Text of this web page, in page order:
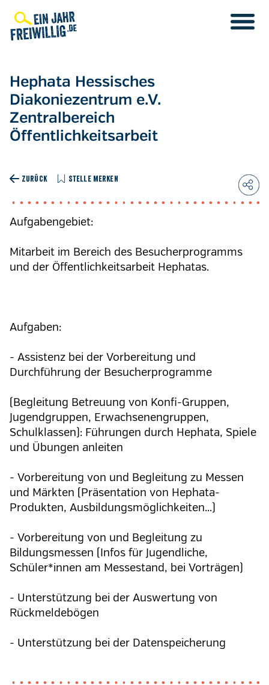
zum
Inhalt
Hephata Hessisches
Diakoniezentrum e.V.
Zentralbereich
Öffentlichkeitsarbeit
ZURÜCK STELLE MERKEN
Aufgabengebiet:
Mitarbeit im Bereich des Besucherprogramms
und der Öffentlichkeitsarbeit Hephatas.
Aufgaben:
- Assistenz bei der Vorbereitung und
Durchführung der Besucherprogramme
(Begleitung Betreuung von Konfi-Gruppen,
Jugendgruppen, Erwachsenengruppen,
Schulklassen): Führungen durch Hephata, Spiele
und Übungen anleiten
- Vorbereitung von und Begleitung zu Messen
und Märkten (Präsentation von Hephata-
Produkten, Ausbildungsmöglichkeiten...)
- Vorbereitung von und Begleitung zu
Bildungsmessen (Infos für Jugendliche,
Schüler*innen am Messestand, bei Vorträgen)
- Unterstützung bei der Auswertung von
Rückmeldebögen
- Unterstützung bei der Datenspeicherung